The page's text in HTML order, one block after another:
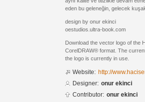
eden bu geleneğin, gelecek
design by onur ekinci
oestudios.ultra-book.com
Download the vector logo of the
CorelDRAW® format. The
the logo is currently in use.
Website: http://
Designer: onur ekinci
Contributor: onur ekinci